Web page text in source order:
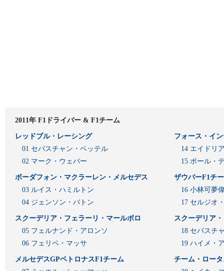
2011年 F1ドライバー & F1チーム
レッドブル・レーシング
01 セバスチャン・ベッテル
02 マーク・ウェバー
ボーダフォン・マクラーレン・メルセデス
03 ルイス・ハミルトン
04 ジェンソン・バトン
スクーデリア・フェラーリ・マールボロ
05 フェルナンド・アロンソ
06 フェリペ・マッサ
メルセデスGPペトロナスF1チーム
フォース・イ
14 エイドリ
15 ポール・
ザウバーF1チ
16 小林可夢
17 セルジオ
スクーデリア
18 セバスチ
19 ハイメ・
チーム・ロー